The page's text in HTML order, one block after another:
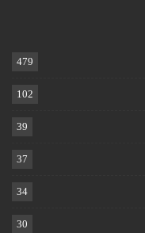
479
102
39
37
34
30